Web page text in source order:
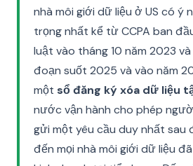
nhà môi giới dữ liệu ở US có ý
trọng nhất kể từ CCPA ban
luật vào tháng 10 năm 2023
đoạn suốt 2025 và vào năm
một sổ đăng ký xóa dữ liệu
nước vận hành cho phép
gửi một yêu cầu duy nhất
đến mọi nhà môi giới dữ liệu